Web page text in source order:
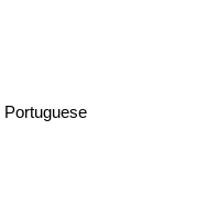
Portuguese